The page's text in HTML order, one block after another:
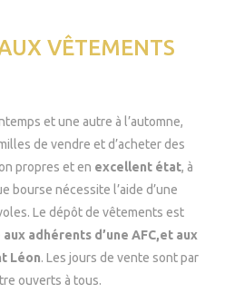
VÊTEMENTS
et une autre à l’automne,
de vendre et d’acheter des
propres et en excellent état, à
bourse nécessite l’aide d’une
Le dépôt de vêtements est
adhérents d’une AFC,et aux
Léon. Les jours de vente sont par
ouverts à tous.